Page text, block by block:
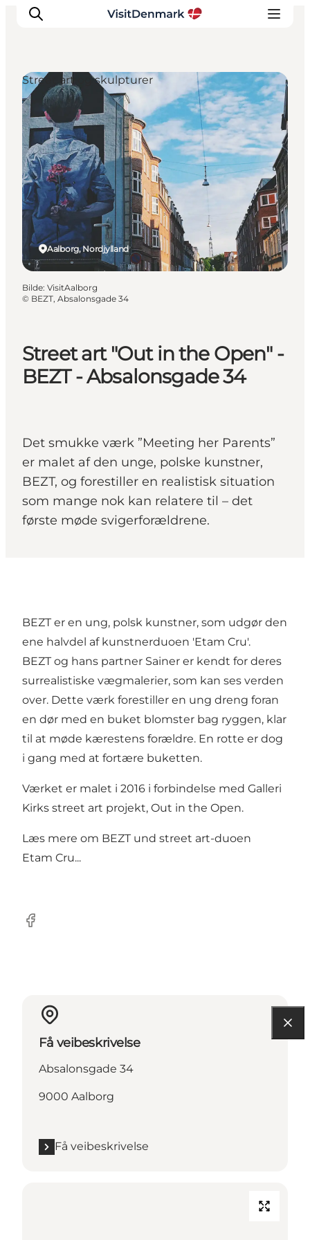
Inspirasjon
Reisemål
Aktiviteter
Overnatting
Planlegg reisen
Street art "Out in the Open" -
BEZT - Absalonsgade 34
Det smukke værk ”Meeting her Parents”
er malet af den unge, polske kunstner,
BEZT, og forestiller en realistisk situation
som mange nok kan relatere til – det
første møde svigerforældrene.
Aalborg, Nordjylland
Street art og skulpturer
Bilde: VisitAalborg
© BEZT, Absalonsgade 34
BEZT er en ung, polsk kunstner, som udgør den
ene halvdel af kunstnerduoen 'Etam Cru'.
BEZT og hans partner Sainer er kendt for deres
surrealistiske vægmalerier, som kan ses verden
over. Dette værk forestiller en ung dreng foran
en dør med en buket blomster bag ryggen, klar
til at møde kærestens forældre. En rotte er dog
i gang med at fortære buketten.
Værket er malet i 2016 i forbindelse med Galleri
Kirks street art projekt, Out in the Open.
Læs mere om BEZT und street art-duoen
Etam Cru...
Facebook
Få veibeskrivelse
Absalonsgade 34
9000 Aalborg
Få veibeskrivelse